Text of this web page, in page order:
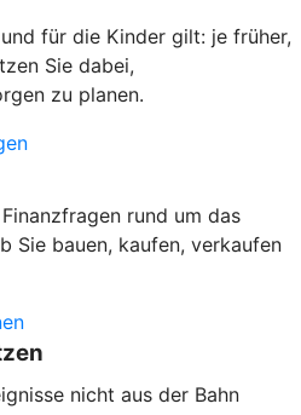
für die Kinder gilt: je früher,
Sie dabei,
zu planen.
rund um das
Sie bauen, kaufen, verkaufen
nicht aus der Bahn